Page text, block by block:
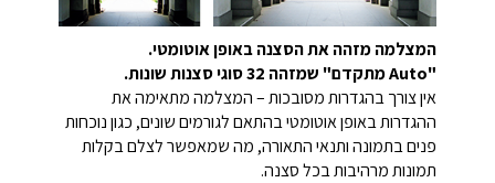
המצלמה מזהה את הסצנה באופן אוטומטי.
"Auto מתקדם" שמזהה 32 סוגי סצנות שונות.
אין צורך בהגדרות מסובכות – המצלמה מתאימה את
ההגדרות באופן אוטומטי בהתאם לגורמים שונים, כגון נוכחות
פנים בתמונה ותנאי התאורה, מה שמאפשר לצלם בקלות
תמונות מרהיבות בכל סצנה.